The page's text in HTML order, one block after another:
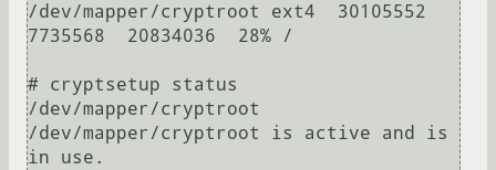
/dev/mapper/cryptroot ext4  30105552
7735568  20834036  28% /
# cryptsetup status
/dev/mapper/cryptroot
/dev/mapper/cryptroot is active and is
in use.